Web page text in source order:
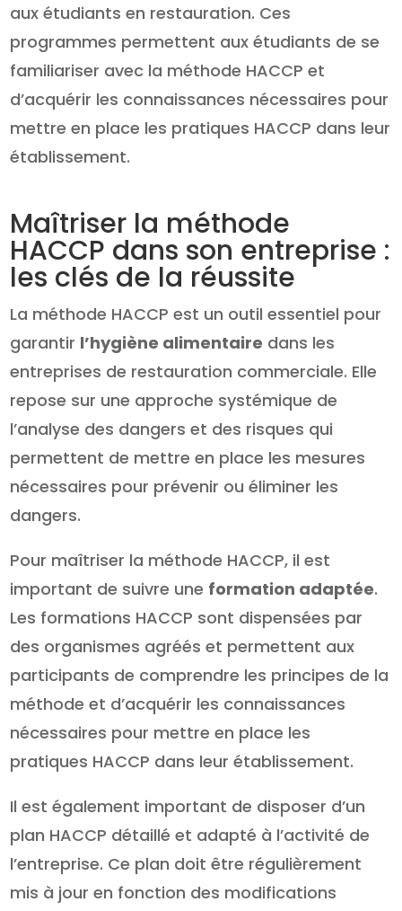
aux étudiants en restauration. Ces
programmes permettent aux étudiants de se
familiariser avec la méthode HACCP et
d’acquérir les connaissances nécessaires pour
mettre en place les pratiques HACCP dans leur
établissement.
Maîtriser la méthode
HACCP dans son entreprise :
les clés de la réussite
La méthode HACCP est un outil essentiel pour
garantir l’hygiène alimentaire dans les
entreprises de restauration commerciale. Elle
repose sur une approche systémique de
l’analyse des dangers et des risques qui
permettent de mettre en place les mesures
nécessaires pour prévenir ou éliminer les
dangers.
Pour maîtriser la méthode HACCP, il est
important de suivre une formation adaptée.
Les formations HACCP sont dispensées par
des organismes agréés et permettent aux
participants de comprendre les principes de la
méthode et d’acquérir les connaissances
nécessaires pour mettre en place les
pratiques HACCP dans leur établissement.
Il est également important de disposer d’un
plan HACCP détaillé et adapté à l’activité de
l’entreprise. Ce plan doit être régulièrement
mis à jour en fonction des modifications